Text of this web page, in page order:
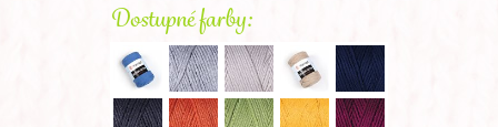
Dostupné farby: